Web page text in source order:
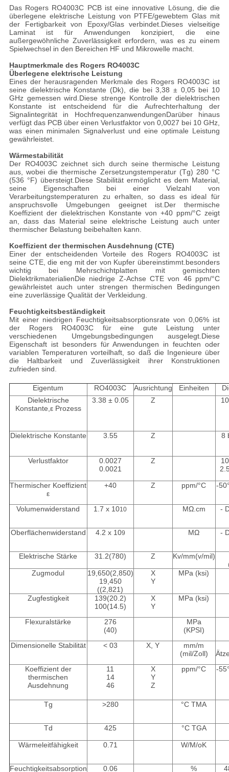
Das Rogers RO4003C PCB ist eine innovative Lösung, die die
überlegene elektrische Leistung von PTFE/gewebtem Glas mit
der Fertigbarkeit von Epoxy/Glas verbindet.Dieses vielseitige
Laminat ist für Anwendungen konzipiert, die eine
außergewöhnliche Zuverlässigkeit erfordern, was es zu einem
Spielwechsel in den Bereichen HF und Mikrowelle macht.
Hauptmerkmale des Rogers RO4003C
Überlegene elektrische Leistung
Eines der herausragenden Merkmale des Rogers RO4003C ist
seine dielektrische Konstante (Dk), die bei 3,38 ± 0,05 bei 10
GHz gemessen wird.Diese strenge Kontrolle der dielektrischen
Konstante ist entscheidend für die Aufrechterhaltung der
Signalintegrität in HochfrequenzanwendungenDarüber hinaus
verfügt das PCB über einen Verlustfaktor von 0,0027 bei 10 GHz,
was einen minimalen Signalverlust und eine optimale Leistung
gewährleistet.
Wärmestabilität
Der RO4003C zeichnet sich durch seine thermische Leistung
aus, wobei die thermische Zersetzungstemperatur (Tg) 280 °C
(536 °F) übersteigt.Diese Stabilität ermöglicht es dem Material,
seine Eigenschaften bei einer Vielzahl von
Verarbeitungstemperaturen zu erhalten, so dass es ideal für
anspruchsvolle Umgebungen geeignet ist.Der thermische
Koeffizient der dielektrischen Konstante von +40 ppm/°C zeigt
an, dass das Material seine elektrische Leistung auch unter
thermischer Belastung beibehalten kann.
Koeffizient der thermischen Ausdehnung (CTE)
Einer der entscheidenden Vorteile des Rogers RO4003C ist
seine CTE, die eng mit der von Kupfer übereinstimmt.besonders
wichtig bei Mehrschichtplatten mit gemischten
DielektrikmaterialienDie niedrige Z-Achse CTE von 46 ppm/°C
gewährleistet auch unter strengen thermischen Bedingungen
eine zuverlässige Qualität der Verkleidung.
Feuchtigkeitsbeständigkeit
Mit einer niedrigen Feuchtigkeitsabsorptionsrate von 0,06% ist
der Rogers RO4003C für eine gute Leistung unter
verschiedenen Umgebungsbedingungen ausgelegt.Diese
Eigenschaft ist besonders für Anwendungen in feuchten oder
variablen Temperaturen vorteilhaft, so daß die Ingenieure über
die Haltbarkeit und Zuverlässigkeit ihrer Konstruktionen
zufrieden sind.
Eigentum RO4003C Ausrichtung Einheiten
Dielektrische
Konstante,ε Prozess
3.38 ± 0.05 Z
Dielektrische Konstante 3.55 Z 8
Verlustfaktor
0.0027
0.0021
Z
Thermischer Koeffizient
ε
+40 Z ppm/°C -
Volumenwiderstand 1.7 x 1010 MΩ.cm -
Oberflächenwiderstand 4.2 x 109 MΩ -
Elektrische Stärke 31.2(780) Z
Kv/mm(v/mil)
Zugmodul
19,650(2,850)
19,450
((2,821)
X
Y
MPa (ksi)
Zugfestigkeit
139(20.2)
100(14.5)
X
Y
MPa (ksi)
Flexuralstärke
276
(40)
MPa
(KPSI)
Dimensionelle Stabilität
< 03 X, Y
mm/m
(mil/Zoll)
Koeffizient der
thermischen
Ausdehnung
11
14
46
X
Y
Z
ppm/°C -
Tg >280 °C TMA
Td 425 °C TGA
Wärmeleitfähigkeit 0.71 W/M/oK
Feuchtigkeitsabsorption 0.06 %